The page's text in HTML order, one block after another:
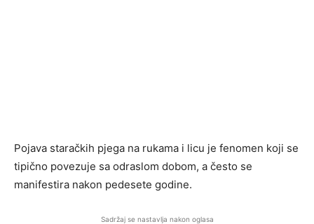
Pojava staračkih pjega na rukama i licu je fenomen koji se
tipično povezuje sa odraslom dobom, a često se
manifestira nakon pedesete godine.
Sadržaj se nastavlja nakon oglasa